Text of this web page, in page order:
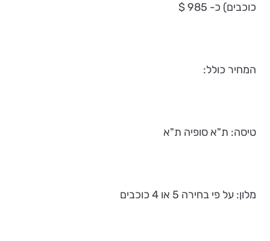
כוכבים) כ- 985 $
המחיר כולל:
טיסה: ת"א סופיה ת"א
מלון: על פי בחירה 5 או 4 כוכבים